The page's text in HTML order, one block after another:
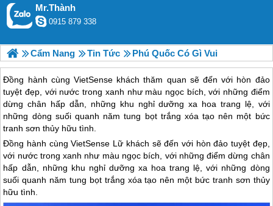
Mr.Thành
0915 879 338
Cẩm Nang Tin Tức Phú Quốc Có Gì Vui
Đồng hành cùng VietSense khách thăm quan sẽ đến với hòn đảo
tuyệt đẹp, với nước trong xanh như màu ngọc bích, với những điểm
dừng chân hấp dẫn, những khu nghỉ dưỡng xa hoa trang lệ, với
những dòng suối quanh năm tung bọt trắng xóa tạo nên một bức
tranh sơn thủy hữu tình.
Đồng hành cùng VietSense Lữ khách sẽ đến với hòn đảo tuyệt đẹp,
với nước trong xanh như màu ngọc bích, với những điểm dừng chân
hấp dẫn, những khu nghỉ dưỡng xa hoa trang lệ, với những dòng
suối quanh năm tung bọt trắng xóa tạo nên một bức tranh sơn thủy
hữu tình.